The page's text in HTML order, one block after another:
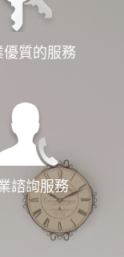
優質的服務
諮詢服務